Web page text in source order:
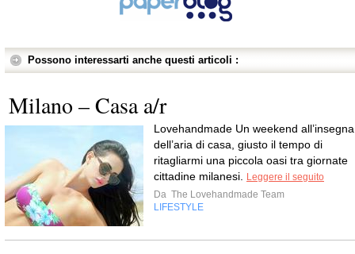
Possono interessarti anche questi articoli :
Milano – Casa a/r
Lovehandmade Un weekend all’insegna
dell’aria di casa, giusto il tempo di
ritagliarmi una piccola oasi tra giornate
cittadine milanesi. Leggere il seguito
Da The Lovehandmade Team
LIFESTYLE